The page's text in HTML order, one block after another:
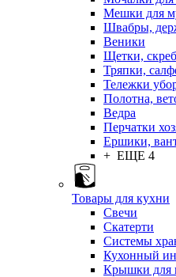
Мешки для
Швабры,
Веники
Щетки,
Тряпки,
Тележки
Полотна,
Ведра
Перчатки
Ершики,
+ ЕЩЕ 4
Товары для кухни
Свечи
Скатерти
Системы
Кухонный
Крышки для